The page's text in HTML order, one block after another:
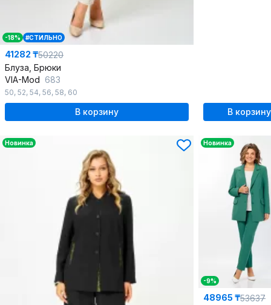
-18% #СТИЛЬНО
41282 ₸50220
Блуза, Брюки
VIA-Mod 683
50, 52, 54, 56, 58, 60
В корзину В корзину
Новинка Новинка
-9%
48965 ₸53637